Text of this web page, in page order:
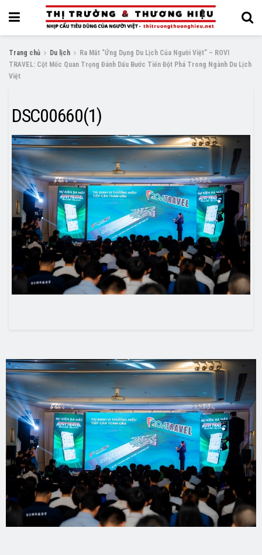
Trang chủ Du lịch
Ra Mắt “Ứng Dụng Du Lịch Của Người Việt” – ROVI
TRAVEL: Cột Mốc Quan Trọng Đánh Dấu Bước Tiến Đột Phá Trong Ngành Du Lịch
Việt
DSC00660(1)